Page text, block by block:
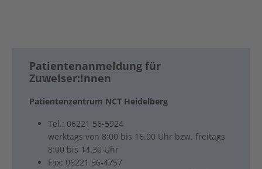
Patientenanmeldung für
Zuweiser:innen
Patientenzentrum NCT Heidelberg
Tel.: 06221 56-5924
werktags von 8:00 bis 16.00 Uhr bzw. freitags
8:00 bis 14.30 Uhr
Fax: 06221 56-4757